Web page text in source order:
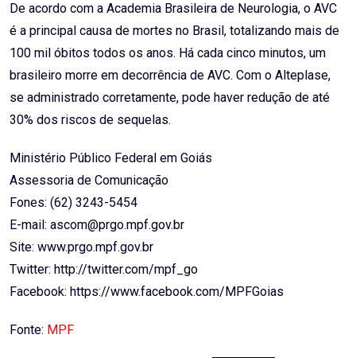
De acordo com a Academia Brasileira de Neurologia, o AVC
é a principal causa de mortes no Brasil, totalizando mais de
100 mil óbitos todos os anos. Há cada cinco minutos, um
brasileiro morre em decorrência de AVC. Com o Alteplase,
se administrado corretamente, pode haver redução de até
30% dos riscos de sequelas.
Ministério Público Federal em Goiás
Assessoria de Comunicação
Fones: (62) 3243-5454
E-mail: ascom@prgo.mpf.gov.br
Site: www.prgo.mpf.gov.br
Twitter: http://twitter.com/mpf_go
Facebook: https://www.facebook.com/MPFGoias
Fonte: MPF